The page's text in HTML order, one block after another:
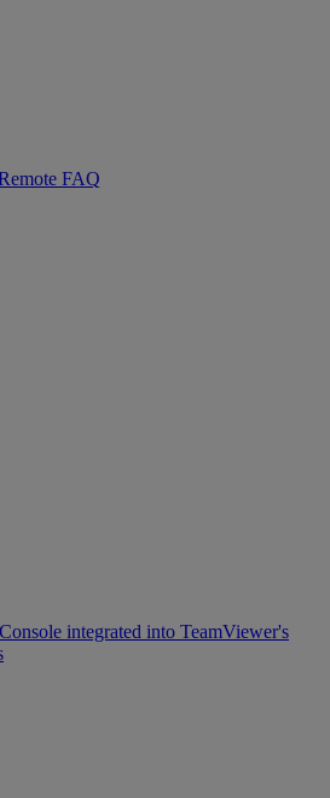
FAQ
integrated into TeamViewer's